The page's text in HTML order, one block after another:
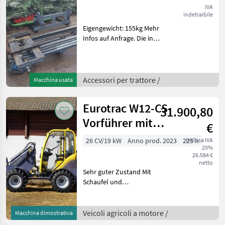
Macchina usata
IVA
indetraibile
Eigengewicht: 155kg Mehr
Infos auf Anfrage. Die in
Betriebsstunden, Baujahr,
Ausstattung) sind
Accessori per trattore /
Macchina dimostrativa
Eurotrac W12-CS
Vorführer mit
Schaufel und
31.900,80
€
inclusa IVA
20%
26.584 €
netto
26 CV/19 kW Anno prod. 2023 225 h
Sehr guter Zustand Mit
Schaufel und
9 Serienmäßig ausgestattet
mit: Kubota StageV-Motor
Veicoli agricoli a motore /